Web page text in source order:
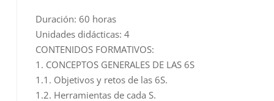
Duración: 60 horas
Unidades didácticas: 4
CONTENIDOS FORMATIVOS:
1. CONCEPTOS GENERALES DE LAS 6S
1.1. Objetivos y retos de las 6S.
1.2. Herramientas de cada S.